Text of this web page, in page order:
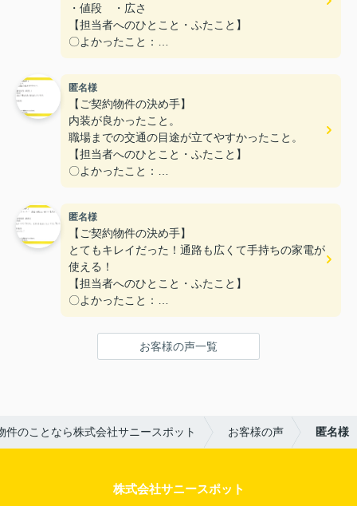
・値段 ・広さ
【担当者へのひとこと・ふたこと】
〇よかったこと：
丁寧な対応で、分からないことは、すぐに教えてく
れた。
明るくて、親しみやすかった。色々話ししてもらっ
て、ありがとうございました☺☆5
〇悪かったこと：
ない
匿名様
【ご契約物件の決め手】
内装が良かったこと。
職場までの交通の目途が立てやすかったこと。
【担当者へのひとこと・ふたこと】
〇よかったこと：
こまかい所まで丁寧な対応をありがとうございまし
た。
〇悪かったこと：
匿名様
【ご契約物件の決め手】
とてもキレイだった！通路も広くて手持ちの家電が
使える！
【担当者へのひとこと・ふたこと】
〇よかったこと：
対応がとてもやわらかく、不なれな私たちにとって
とても安心できた。
〇悪かったこと：お客様の声一覧
のことなら株式会社サニースポット お客様の声 匿名様
株式会社サニースポット